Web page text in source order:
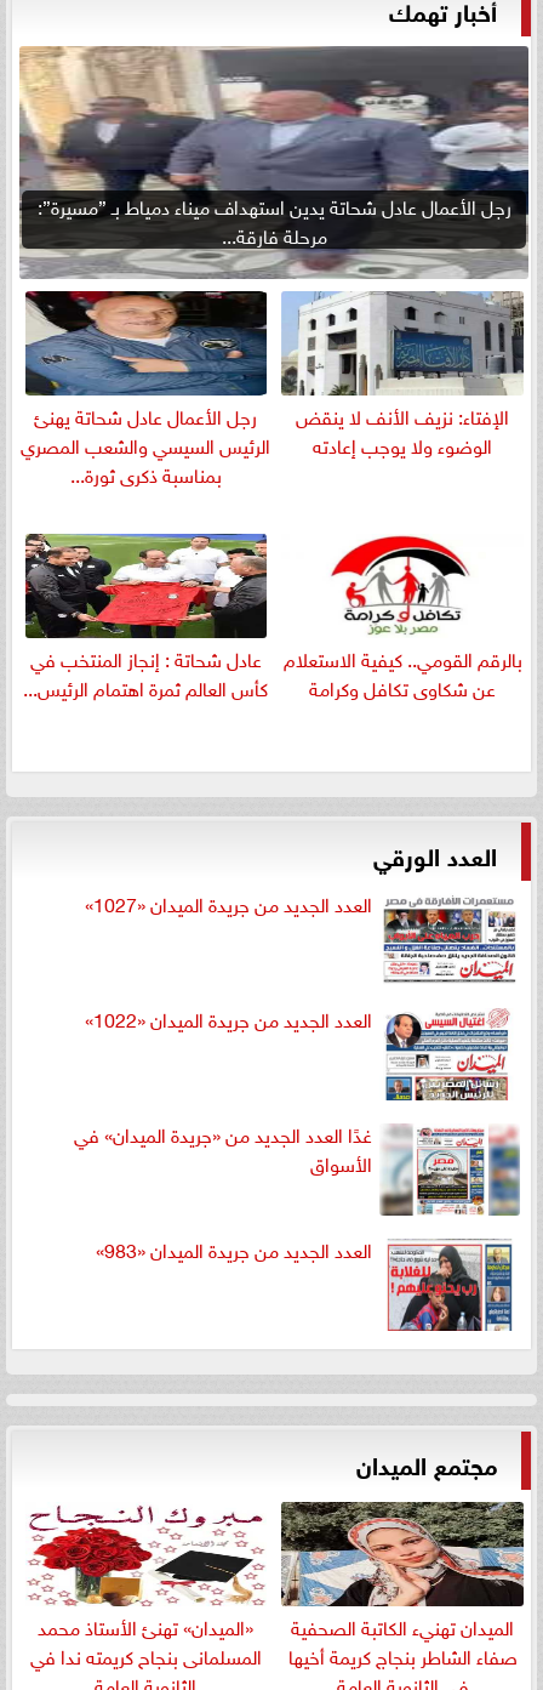
أخبار تهمك
رجل الأعمال عادل شحاتة يدين استهداف ميناء دمياط بـ ”مسيرة”:
مرحلة فارقة...
الإفتاء: نزيف الأنف لا ينقض
الوضوء ولا يوجب إعادته
رجل الأعمال عادل شحاتة يهنئ
الرئيس السيسي والشعب المصري
بمناسبة ذكرى ثورة...
بالرقم القومي.. كيفية الاستعلام
عن شكاوى تكافل وكرامة
عادل شحاتة : إنجاز المنتخب في
كأس العالم ثمرة اهتمام الرئيس...
العدد الورقي
العدد الجديد من جريدة الميدان «1027»
العدد الجديد من جريدة الميدان «1022»
غدًا العدد الجديد من «جريدة الميدان» في
الأسواق
العدد الجديد من جريدة الميدان «983»
مجتمع الميدان
الميدان تهنيء الكاتبة الصحفية
صفاء الشاطر بنجاج كريمة أخيها
«الميدان» تهنئ الأستاذ محمد
المسلمانى بنجاح كريمته ندا في